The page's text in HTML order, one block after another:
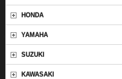
HONDA
YAMAHA
SUZUKI
KAWASAKI